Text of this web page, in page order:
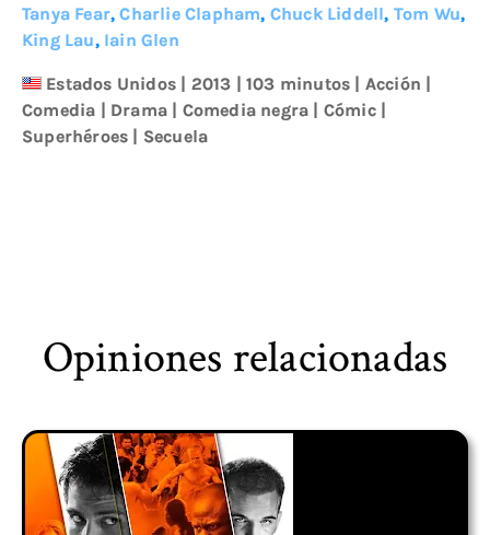
Tanya Fear,Charlie Clapham, Chuck Liddell, Tom Wu,
King Lau, Iain Glen
Estados Unidos 2013 | 103 minutos Acción
Comedia
Drama Comedia negra Cómic|
Superhéroes
Secuela
Opiniones relacionadas